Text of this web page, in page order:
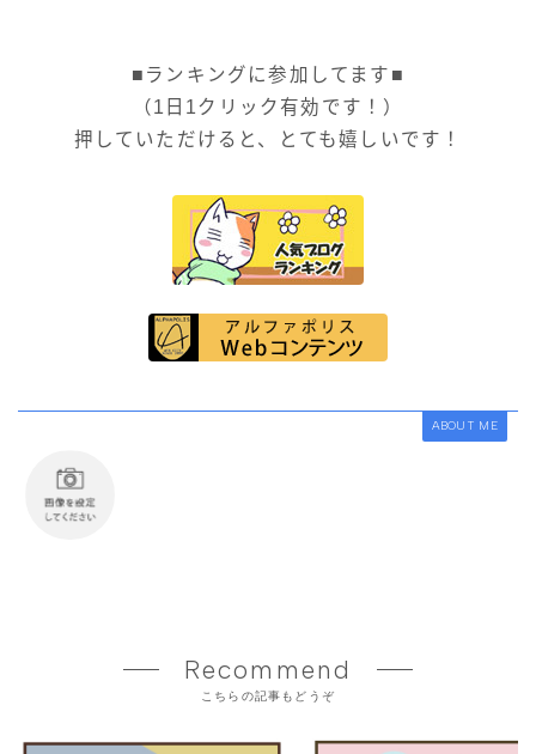
■ランキングに参加してます■
（1日1クリック有効です！）
押していただけると、とても嬉しいです！
ABOUT ME
Recommend
こちらの記事もどうぞ